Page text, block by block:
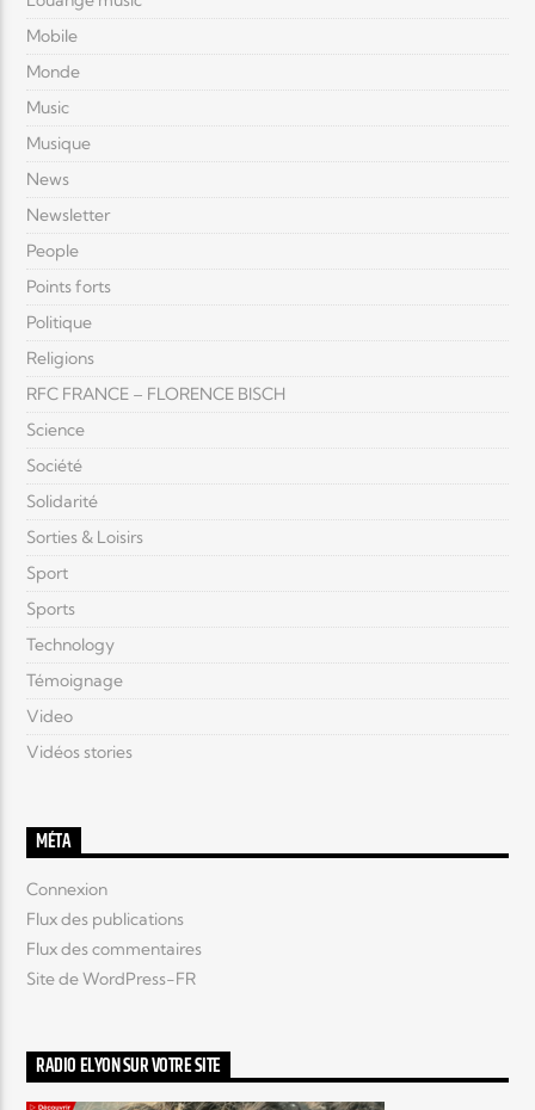
Mobile
Monde
Music
Musique
News
Newsletter
People
Points forts
Politique
Religions
RFC FRANCE – FLORENCE BISCH
Science
Société
Solidarité
Sorties & Loisirs
Sport
Sports
Technology
Témoignage
Video
Vidéos stories
MÉTA
Connexion
Flux des publications
Flux des commentaires
Site de WordPress-FR
RADIO ELYON SUR VOTRE SITE